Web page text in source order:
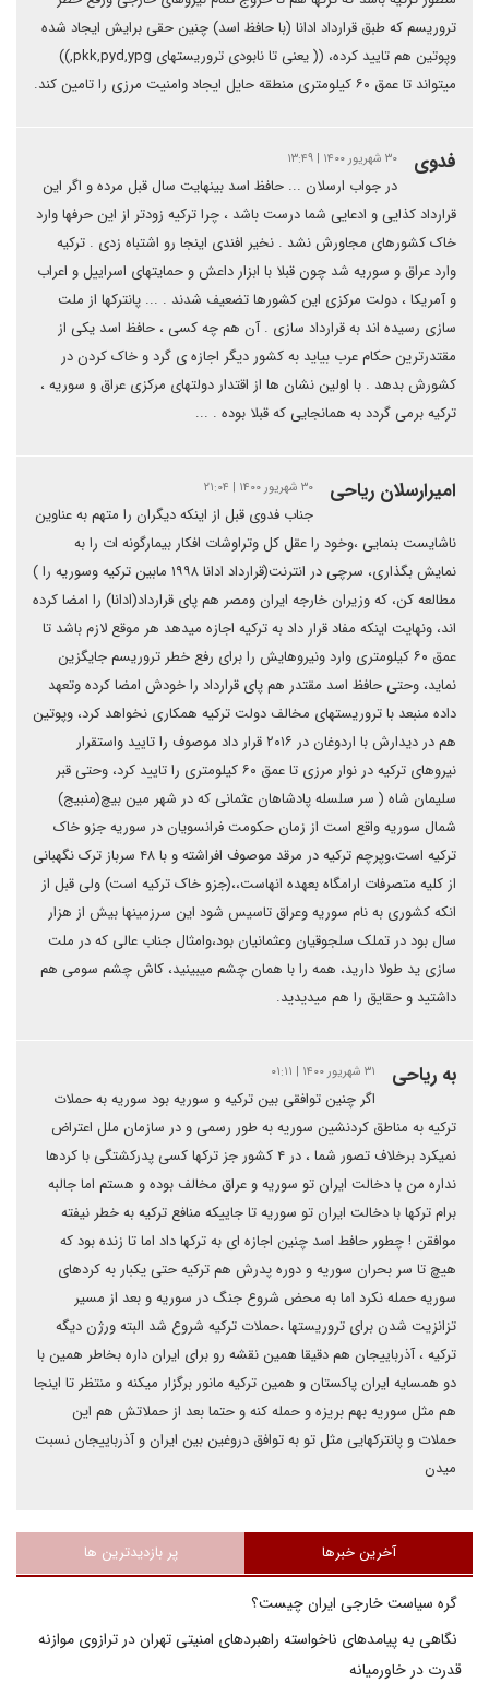
تروریسم که طبق قرارداد ادانا (با حافظ اسد) چنین حقی برایش ایجاد شده
وپوتین هم تایید کرده، (( یعنی تا نابودی تروریستهای pkk,pyd,ypg,))
میتواند تا عمق ۶۰ کیلومتری منطقه حایل ایجاد وامنیت مرزی را تامین کند.
فدوی ۳۰ شهریور ۱۴۰۰ | ۱۳:۴۹
در جواب ارسلان ... حافظ اسد بینهایت سال قبل مرده و اگر این
قرارداد کذایی و ادعایی شما درست باشد ، چرا ترکیه زودتر از این حرفها وارد
خاک کشورهای مجاورش نشد . نخیر افندی اینجا رو اشتباه زدی . ترکیه
وارد عراق و سوریه شد چون قبلا با ابزار داعش و حمایتهای اسراییل و اعراب
و آمریکا ، دولت مرکزی این کشورها تضعیف شدند . ... پانترکها از ملت
سازی رسیده اند به قرارداد سازی . آن هم چه کسی ، حافظ اسد یکی از
مقتدرترین حکام عرب بیاید به کشور دیگر اجازه ی گرد و خاک کردن در
کشورش بدهد . با اولین نشان ها از اقتدار دولتهای مرکزی عراق و سوریه ،
ترکیه برمی گردد به همانجایی که قبلا بوده . ...
امیرارسلان ریاحی ۳۰ شهریور ۱۴۰۰ | ۲۱:۰۴
جناب فدوی قبل از اینکه دیگران را متهم به عناوین
ناشایست بنمایی ،وخود را عقل کل وتراوشات افکار بیمارگونه ات را به
نمایش بگذاری، سرچی در انترنت(قرارداد ادانا ۱۹۹۸ مابین ترکیه وسوریه را )
مطالعه کن، که وزیران خارجه ایران ومصر هم پای قرارداد(ادانا) را امضا کرده
اند، ونهایت اینکه مفاد قرار داد به ترکیه اجازه میدهد هر موقع لازم باشد تا
عمق ۶۰ کیلومتری وارد ونیروهایش را برای رفع خطر تروریسم جایگزین
نماید، وحتی حافظ اسد مقتدر هم پای قرارداد را خودش امضا کرده وتعهد
داده منبعد با تروریستهای مخالف دولت ترکیه همکاری نخواهد کرد، وپوتین
هم در دیدارش با اردوغان در ۲۰۱۶ قرار داد موصوف را تایید واستقرار
نیروهای ترکیه در نوار مرزی تا عمق ۶۰ کیلومتری را تایید کرد، وحتی قبر
سلیمان شاه ( سر سلسله پادشاهان عثمانی که در شهر مین بیچ(منبیج)
شمال سوریه واقع است از زمان حکومت فرانسویان در سوریه جزو خاک
ترکیه است،وپرچم ترکیه در مرقد موصوف افراشته و با ۴۸ سرباز ترک نگهبانی
از کلیه متصرفات ارامگاه بعهده انهاست،،(جزو خاک ترکیه است) ولی قبل از
انکه کشوری به نام سوریه وعراق تاسیس شود این سرزمینها بیش از هزار
سال بود در تملک سلجوقیان وعثمانیان بود،وامثال جناب عالی که در ملت
سازی ید طولا دارید، همه را با همان چشم میبینید، کاش چشم سومی هم
داشتید و حقایق را هم میدیدید.
به ریاحی ۳۱ شهریور ۱۴۰۰ | ۰۱:۱۱
اگر چنین توافقی بین ترکیه و سوریه بود سوریه به حملات
ترکیه به مناطق کردنشین سوریه به طور رسمی و در سازمان ملل اعتراض
نمیکرد برخلاف تصور شما ، در ۴ کشور جز ترکها کسی پدرکشتگی با کردها
نداره من با دخالت ایران تو سوریه و عراق مخالف بوده و هستم اما جالبه
برام ترکها با دخالت ایران تو سوریه تا جاییکه منافع ترکیه به خطر نیفته
موافقن ! چطور حافط اسد چنین اجازه ای به ترکها داد اما تا زنده بود که
هیچ تا سر بحران سوریه و دوره پدرش هم ترکیه حتی یکبار به کردهای
سوریه حمله نکرد اما به محض شروع جنگ در سوریه و بعد از مسیر
تزانزیت شدن برای تروریستها ،حملات ترکیه شروع شد البته ورژن دیگه
ترکیه ، آذرباییجان هم دقیقا همین نقشه رو برای ایران داره بخاطر همین با
دو همسایه ایران پاکستان و همین ترکیه مانور برگزار میکنه و منتظر تا اینجا
هم مثل سوریه بهم بریزه و حمله کنه و حتما بعد از حملاتش هم این
حملات و پانترکهایی مثل تو به توافق دروغین بین ایران و آذرباییجان نسبت
میدن
آخرین خبرها پر بازدیدترین ها
گره سیاست خارجی ایران چیست؟
نگاهی به پیامدهای ناخواسته راهبردهای امنیتی تهران در ترازوی موازنه
قدرت در خاورمیانه